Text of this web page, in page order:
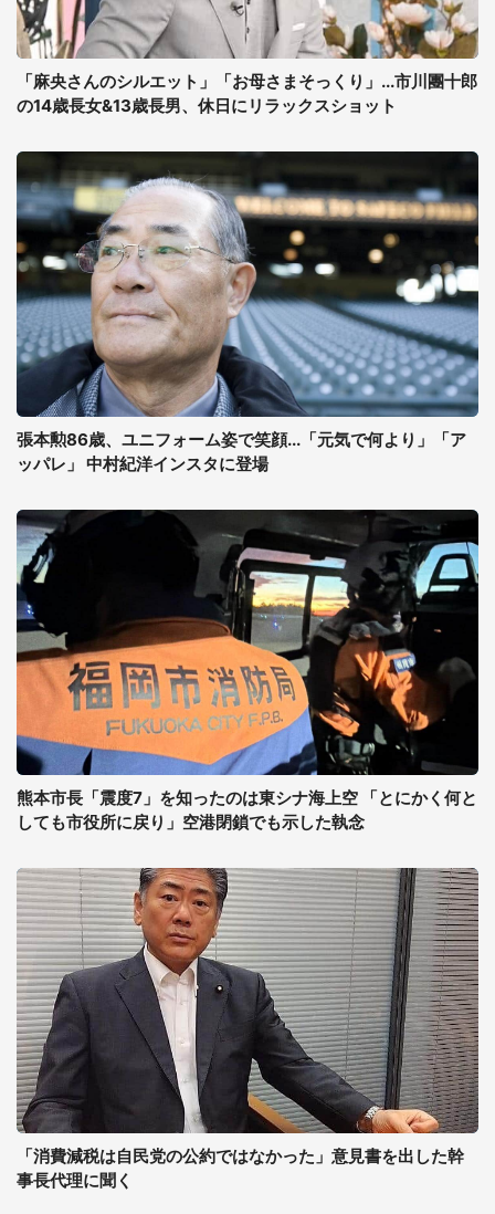
「麻央さんのシルエット」「お母さまそっくり」...市川團十郎
の14歳長女&13歳長男、休日にリラックスショット
張本勲86歳、ユニフォーム姿で笑顔...「元気で何より」「ア
ッパレ」 中村紀洋インスタに登場
熊本市長「震度7」を知ったのは東シナ海上空 「とにかく何と
しても市役所に戻り」空港閉鎖でも示した執念
「消費減税は自民党の公約ではなかった」意見書を出した幹
事長代理に聞く